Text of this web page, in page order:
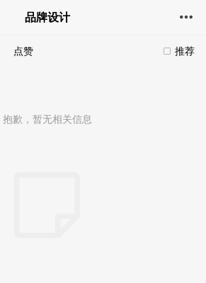
品牌设计
推荐
点赞
抱歉，暂无相关信息